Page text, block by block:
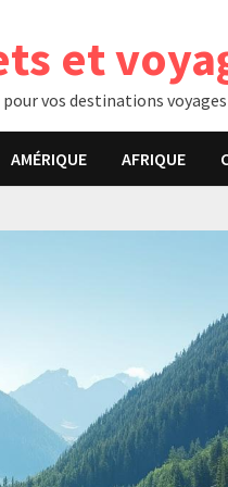
et
vos destinations voyages
AMÉRIQUE AFRIQUE